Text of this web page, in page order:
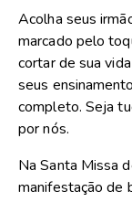
Acolha seus
marcado pelo
cortar de sua
seus
completo. Seja
por nós.
Na Santa Missa
manifestação de